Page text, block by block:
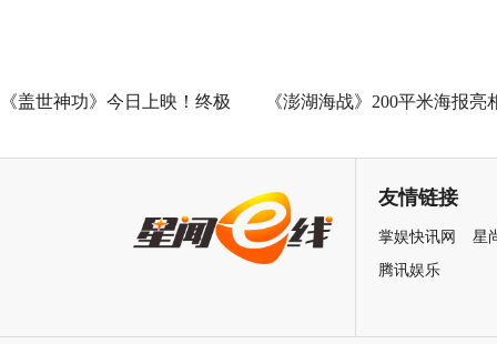
《盖世神功》今日上映！终极 《澎湖海战》200平米海报亮
友情链接
掌娱快讯网
星
腾讯娱乐